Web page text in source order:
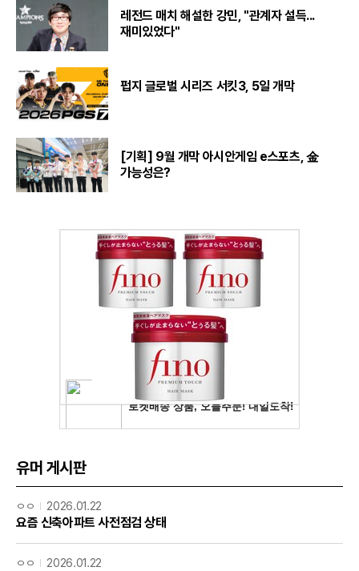
레전드 매치 해설한 강민, "관계자 설득...
재미있었다"
펍지 글로벌 시리즈 서킷3, 5일 개막
[기획] 9월 개막 아시안게임 e스포츠, 金
가능성은?
유머 게시판
ㅇㅇ 2026.01.22
요즘 신축아파트 사전점검 상태
ㅇㅇ 2026.01.22